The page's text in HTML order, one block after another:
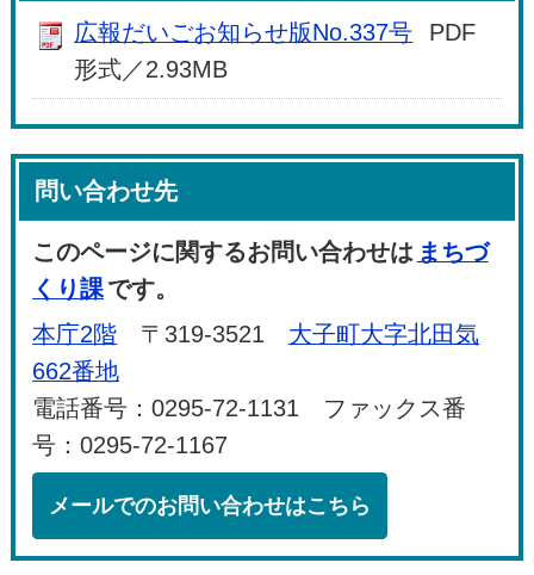
広報だいごお知らせ版No.337号
PDF
形式／2.93MB
問い合わせ先
このページに関するお問い合わせは まちづ
くり課です。
本庁2階 〒319-3521 大子町大字北田気
662番地
電話番号：0295-72-1131 ファックス番
号：0295-72-1167
メールでのお問い合わせはこちら